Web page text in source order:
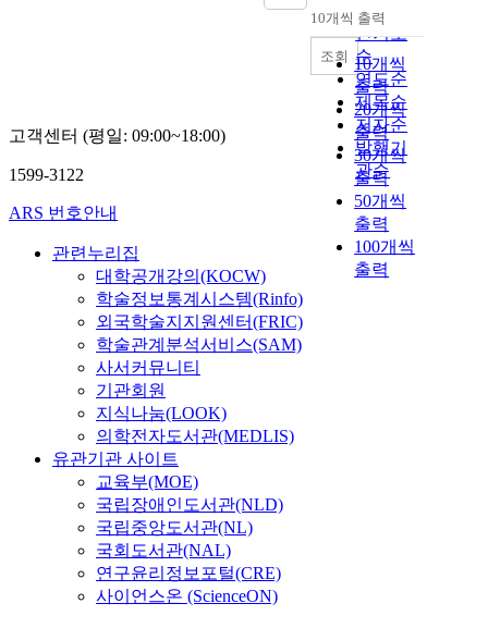
순
인기도
순
연도순
제목순
저자순
발행기
관순
내림차순
10개씩 출력
10개씩
출력
20개씩
출력
30개씩
출력
50개씩
출력
100개씩
출력
조회
고객센터 (평일: 09:00~18:00)
1599-3122
ARS 번호안내
관련누리집
대학공개강의(KOCW)
학술정보통계시스템(Rinfo)
외국학술지지원센터(FRIC)
학술관계분석서비스(SAM)
사서커뮤니티
기관회원
지식나눔(LOOK)
의학전자도서관(MEDLIS)
유관기관 사이트
교육부(MOE)
국립장애인도서관(NLD)
국립중앙도서관(NL)
국회도서관(NAL)
연구윤리정보포털(CRE)
사이언스온 (ScienceON)